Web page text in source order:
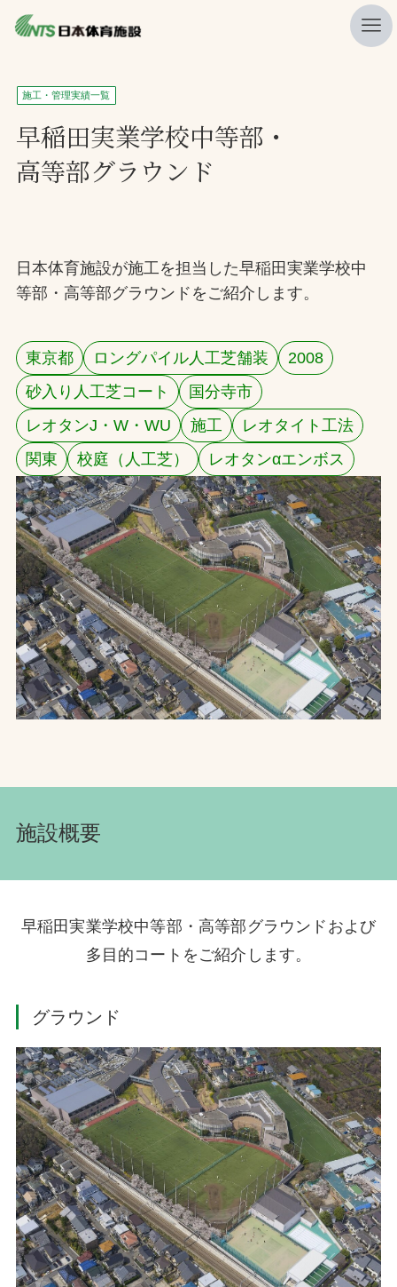
私たちの強み
ニュース
プレスリリース
施工・管理実績一覧
会社概要
採用情報
お問合せ
お取引先の皆様へ
プライバシーポリシー
ソーシャルメディアポリシー
施工・管理実績一覧
早稲田実業学校中等部・
高等部グラウンド
日本体育施設が施工を担当した早稲田実業学校中
等部・高等部グラウンドをご紹介します。
東京都 ロングパイル人工芝舗装
2008
砂入り人工芝コート
国分寺市
レオタンJ・W・WU
施工
レオタイト工法
関東
校庭（人工芝） レオタンαエンボス
施設概要
早稲田実業学校中等部・高等部グラウンドおよび
多目的コートをご紹介します。
グラウンド